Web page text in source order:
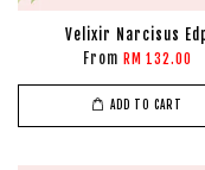
Velixir Narcisus
From RM 132.00
ADD TO CART